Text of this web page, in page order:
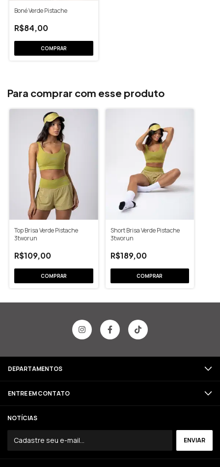
Boné Verde Pistache
R$84,00
Para comprar com esse produto
Top Brisa Verde Pistache
3tworun
R$109,00
COMPRAR
Short Brisa Verde Pistache
3tworun
R$189,00
COMPRAR
DEPARTAMENTOS
ENTRE EM CONTATO
NOTÍCIAS